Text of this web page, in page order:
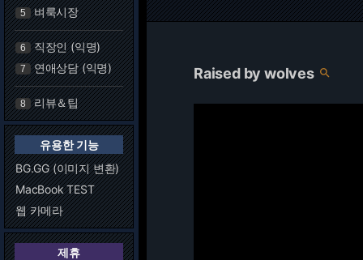
5 벼룩시장
6 직장인 (익명)
7 연애상담 (익명)
8 리뷰＆팁
유용한 기능
BG.GG (이미지 변환)
MacBook TEST
웹 카메라
제휴
Raised by wolves 